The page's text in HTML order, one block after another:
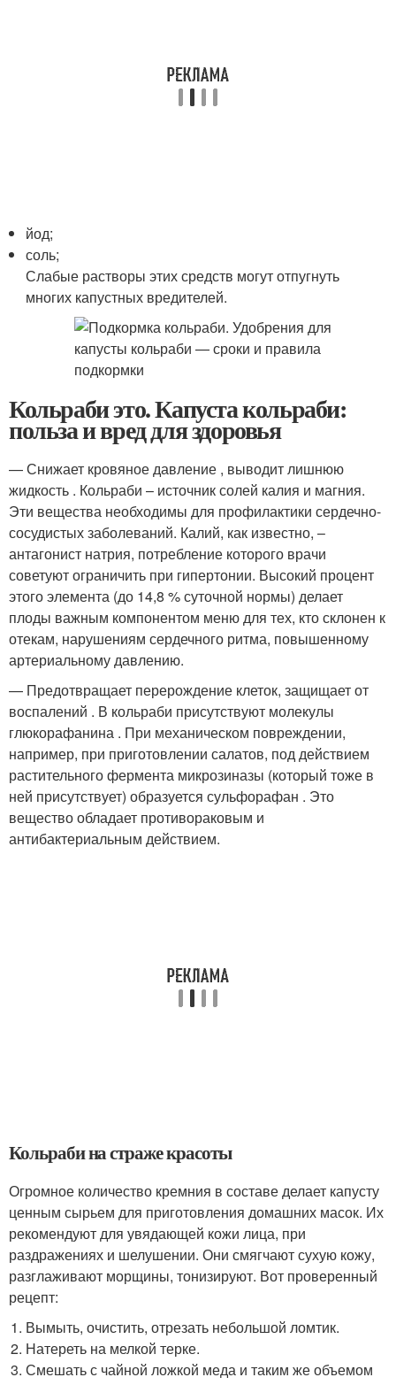
йод;
соль;
Слабые растворы этих средств могут отпугнуть
многих капустных вредителей.
Кольраби это. Капуста кольраби:
польза и вред для здоровья
— Снижает кровяное давление , выводит лишнюю
жидкость . Кольраби – источник солей калия и магния.
Эти вещества необходимы для профилактики сердечно-
сосудистых заболеваний. Калий, как известно, –
антагонист натрия, потребление которого врачи
советуют ограничить при гипертонии. Высокий процент
этого элемента (до 14,8 % суточной нормы) делает
плоды важным компонентом меню для тех, кто склонен к
отекам, нарушениям сердечного ритма, повышенному
артериальному давлению.
— Предотвращает перерождение клеток, защищает от
воспалений . В кольраби присутствуют молекулы
глюкорафанина . При механическом повреждении,
например, при приготовлении салатов, под действием
растительного фермента микрозиназы (который тоже в
ней присутствует) образуется сульфорафан . Это
вещество обладает противораковым и
антибактериальным действием.
Кольраби на страже красоты
Огромное количество кремния в составе делает капусту
ценным сырьем для приготовления домашних масок. Их
рекомендуют для увядающей кожи лица, при
раздражениях и шелушении. Они смягчают сухую кожу,
разглаживают морщины, тонизируют. Вот проверенный
рецепт:
Вымыть, очистить, отрезать небольшой ломтик.
Натереть на мелкой терке.
Смешать с чайной ложкой меда и таким же объемом